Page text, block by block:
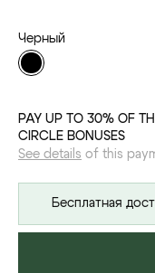
Черный
PAY UP TO 30% OF
CIRCLE BONUSES
See details of this
Бесплатная